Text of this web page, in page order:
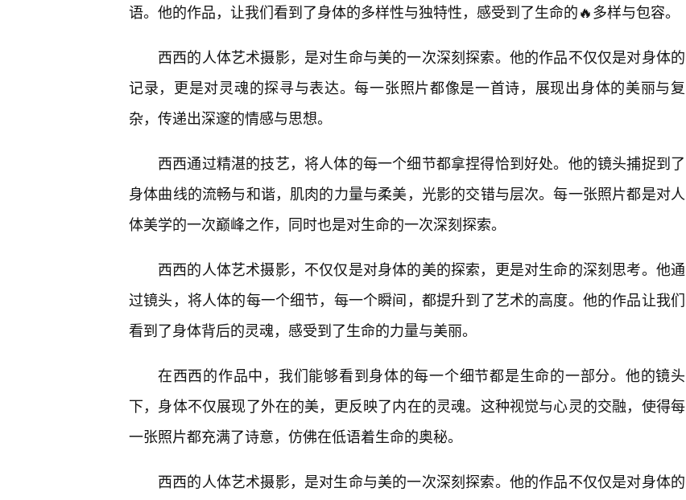
语。他的作品，让我们看到了身体的多样性与独特性，感受到了生命的🔥多样与包容。
西西的人体艺术摄影，是对生命与美的一次深刻探索。他的作品不仅仅是对身体的
记录，更是对灵魂的探寻与表达。每一张照片都像是一首诗，展现出身体的美丽与复
杂，传递出深邃的情感与思想。
西西通过精湛的技艺，将人体的每一个细节都拿捏得恰到好处。他的镜头捕捉到了
身体曲线的流畅与和谐，肌肉的力量与柔美，光影的交错与层次。每一张照片都是对人
体美学的一次巅峰之作，同时也是对生命的一次深刻探索。
西西的人体艺术摄影，不仅仅是对身体的美的探索，更是对生命的深刻思考。他通
过镜头，将人体的每一个细节，每一个瞬间，都提升到了艺术的高度。他的作品让我们
看到了身体背后的灵魂，感受到了生命的力量与美丽。
在西西的作品中，我们能够看到身体的每一个细节都是生命的一部分。他的镜头
下，身体不仅展现了外在的美，更反映了内在的灵魂。这种视觉与心灵的交融，使得每
一张照片都充满了诗意，仿佛在低语着生命的奥秘。
西西的人体艺术摄影，是对生命与美的一次深刻探索。他的作品不仅仅是对身体的